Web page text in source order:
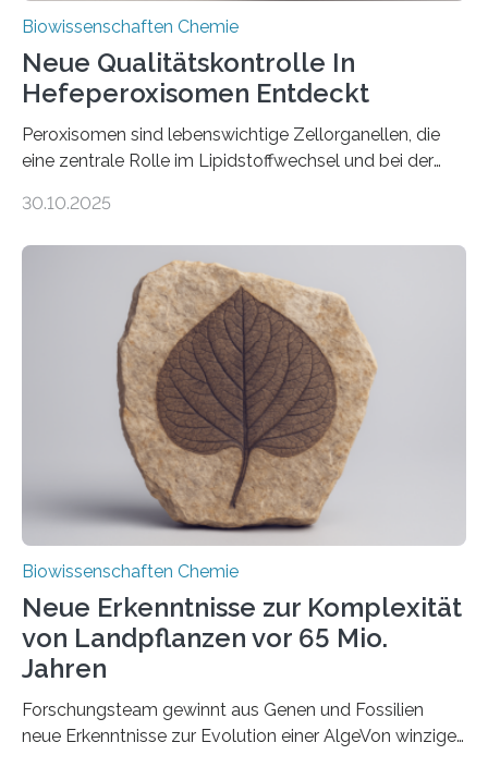
Biowissenschaften Chemie
Neue Qualitätskontrolle In
Hefeperoxisomen Entdeckt
Peroxisomen sind lebenswichtige Zellorganellen, die
eine zentrale Rolle im Lipidstoffwechsel und bei der
erfüllen können, müssen zahlreiche Enzyme präzise in
der Ruhr-Universität Bochum um Prof. Dr. Ralf Erdmann
und Dr. Ismaila Francis Yusuf hat nun einen bislang
unbekannten Qualitätskontrollmechanismus des
peroxisomalen Proteintransports in der Bäckerhefe
Saccharomyces cerevisiae entdeckt, der für die
Funktionsfähigkeit der Organellen entscheidend ist. Die
Studie wurde am 28. Oktober 2025 in der
Fachzeitschrift…
30.10.2025
Biowissenschaften Chemie
Neue Erkenntnisse zur Komplexität
von Landpflanzen vor 65 Mio.
Jahren
Forschungsteam gewinnt aus Genen und Fossilien
neue Erkenntnisse zur Evolution einer AlgeVon winzigen